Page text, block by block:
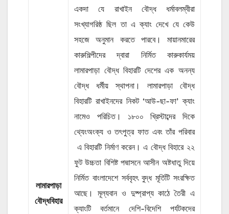
লামারপাড়া
বৌদ্ধবিহার
একদা যে রাখাইন বৌদ্ধ ধর্মাবলম্বীরা
সংখ্যাগরিষ্ঠ ছিল তা এ ক্যাং দেখে যে কেউ
সহজে অনুমান করতে পারবে। মায়ানমারের
কারুশিল্পীদের দ্বারা নির্মিত কারুকার্যময়
লামারপাড়া বৌদ্ধ বিহারটি দেশের এক অনন্য
বৌদ্ধ ধর্মীয় স্থাপনা। লামারপাড়া বৌদ্ধ
বিহারটি রাখাইনদের নিকট ‘আউ-ছা-ফা’ ক্যাং
নামেও পরিচিত। ১৮০০ খ্রিস্টাব্দের দিকে
থ্যেংঅংক্য ও তৎপুত্র ফাত এবং তাঁর পরিবার
এ বিহারটি নির্মাণ করেন। এ বৌদ্ধ বিহারে ২২
ফুট উচ্চতা বিশিষ্ট পদ্মাসনে আসীন অষ্টধাতু দিয়ে
নির্মিত বাংলাদেশে সর্ববৃহৎ বুদ্ধ মূর্তিটি সংরক্ষিত
আছে। মূল্যবান ও দুষ্প্রাপ্য কাঠে তৈরী এ
ক্যাংটি বর্তমানে দেশি-বিদেশি পর্যটকদের